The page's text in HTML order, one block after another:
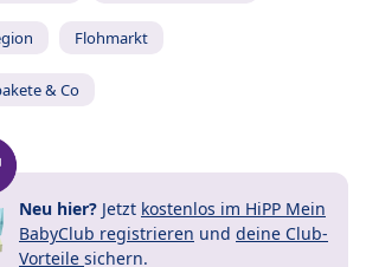
Flohmarkt
& Co
Neu hier? Jetzt kostenlos im HiPP Mein
BabyClub registrieren und deine Club-
Vorteile sichern.